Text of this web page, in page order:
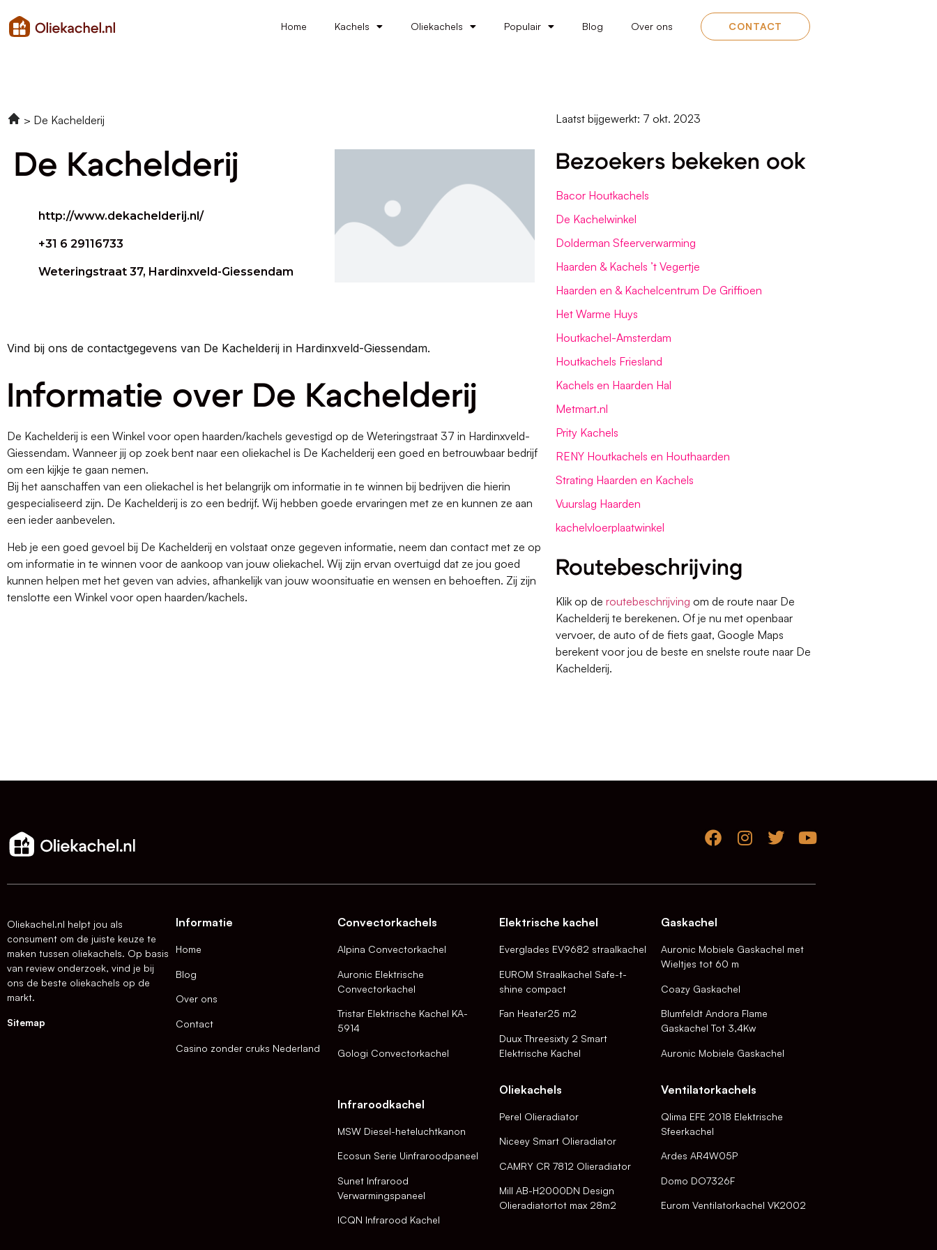
Home Kachels Oliekachels Populair Blog Over ons CONTACT
De Kachelderij
De Kachelderij
http://www.dekachelderij.nl/
+31 6 29116733
Weteringstraat 37, Hardinxveld-Giessendam
Vind bij ons de contactgegevens van De Kachelderij in Hardinxveld-Giessendam.
Informatie over De Kachelderij
De Kachelderij is een Winkel voor open haarden/kachels gevestigd op de Weteringstraat 37 in Hardinxveld-
Giessendam. Wanneer jij op zoek bent naar een oliekachel is De Kachelderij een goed en betrouwbaar bedrijf
om een kijkje te gaan nemen.
Bij het aanschaffen van een oliekachel is het belangrijk om informatie in te winnen bij bedrijven die hierin
gespecialiseerd zijn. De Kachelderij is zo een bedrijf. Wij hebben goede ervaringen met ze en kunnen ze aan
een ieder aanbevelen.
Heb je een goed gevoel bij De Kachelderij en volstaat onze gegeven informatie, neem dan contact met ze op
om informatie in te winnen voor de aankoop van jouw oliekachel. Wij zijn ervan overtuigd dat ze jou goed
kunnen helpen met het geven van advies, afhankelijk van jouw woonsituatie en wensen en behoeften. Zij zijn
tenslotte een Winkel voor open haarden/kachels.
Laatst bijgewerkt: 7 okt. 2023
Bezoekers bekeken ook
Bacor Houtkachels
De Kachelwinkel
Dolderman Sfeerverwarming
Haarden & Kachels ’t Vegertje
Haarden en & Kachelcentrum De Griffioen
Het Warme Huys
Houtkachel-Amsterdam
Houtkachels Friesland
Kachels en Haarden Hal
Metmart.nl
Prity Kachels
RENY Houtkachels en Houthaarden
Strating Haarden en Kachels
Vuurslag Haarden
kachelvloerplaatwinkel
Routebeschrijving
Klik op de routebeschrijving om de route naar De
Kachelderij te berekenen. Of je nu met openbaar
vervoer, de auto of de fiets gaat, Google Maps
berekent voor jou de beste en snelste route naar De
Kachelderij.
Oliekachel.nl helpt jou als
consument om de juiste keuze te
maken tussen oliekachels. Op basis
van review onderzoek, vind je bij
ons de beste oliekachels op de
markt.
Sitemap
Informatie
Home
Blog
Over ons
Contact
Casino zonder cruks Nederland
Convectorkachels
Alpina Convectorkachel
Auronic Elektrische
Convectorkachel
Tristar Elektrische Kachel KA-
5914
Gologi Convectorkachel
Infraroodkachel
MSW Diesel-heteluchtkanon
Ecosun Serie Uinfraroodpaneel
Sunet Infrarood
Verwarmingspaneel
ICQN Infrarood Kachel
Elektrische kachel
Everglades EV9682 straalkachel
EUROM Straalkachel Safe-t-
shine compact
Fan Heater25 m2
Duux Threesixty 2 Smart
Elektrische Kachel
Oliekachels
Perel Olieradiator
Niceey Smart Olieradiator
CAMRY CR 7812 Olieradiator
Mill AB-H2000DN Design
Olieradiatortot max 28m2
Gaskachel
Auronic Mobiele Gaskachel met
Wieltjes tot 60 m
Coazy Gaskachel
Blumfeldt Andora Flame
Gaskachel Tot 3,4Kw
Auronic Mobiele Gaskachel
Ventilatorkachels
Qlima EFE 2018 Elektrische
Sfeerkachel
Ardes AR4W05P
Domo DO7326F
Eurom Ventilatorkachel VK2002